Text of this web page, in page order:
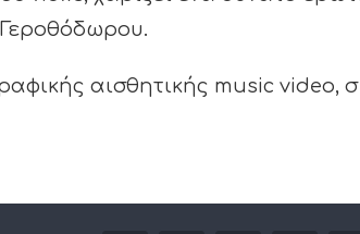
Γεροθόδωρου.
αισθητικής music video,